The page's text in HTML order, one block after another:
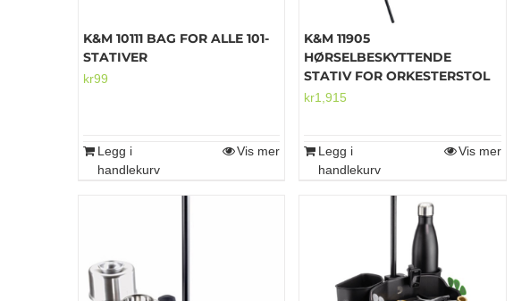
K&M 10111 BAG FOR ALLE 101-
STATIVER
kr99
Legg i
handlekurv
Vis mer
K&M 11905
HØRSELBESKYTTENDE
STATIV FOR ORKESTERSTOL
kr1,915
Legg i
handlekurv
Vis mer